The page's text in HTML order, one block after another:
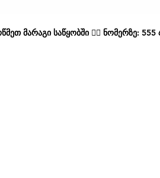
მარაგი საწყობში 👉🏻 ნომერზე: 555